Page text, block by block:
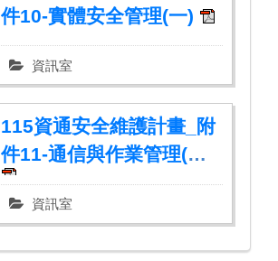
件10-實體安全管理(一)
資訊室
115資通安全維護計畫_附
件11-通信與作業管理(一)
資訊室